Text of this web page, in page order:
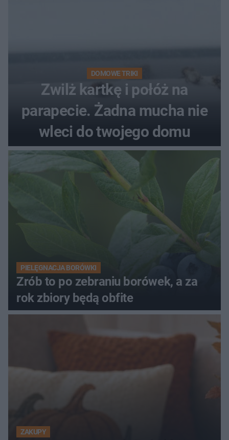
DOMOWE TRIKI
Zwilż kartkę i połóż na
parapecie. Żadna mucha nie
wleci do twojego domu
PIELĘGNACJA BORÓWKI
Zrób to po zebraniu borówek, a za
rok zbiory będą obfite
ZAKUPY